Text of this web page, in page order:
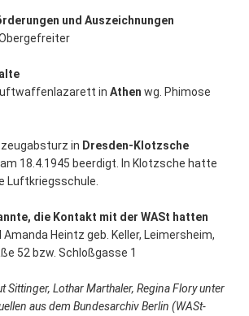
und Auszeichnungen
in Athen wg. Phimose
in Dresden-Klotzsche
18.4.1945 beerdigt. In Klotzsche hatte
Luftkriegsschule.
die Kontakt mit der WASt hatten
Amanda Heintz geb. Keller, Leimersheim,
52 bzw. Schloßgasse 1
Sittinger, Lothar Marthaler, Regina Flory unter
aus dem Bundesarchiv Berlin (WASt-